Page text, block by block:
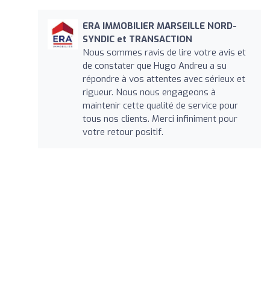
ERA IMMOBILIER MARSEILLE NORD-
SYNDIC et TRANSACTION
Nous sommes ravis de lire votre avis et
de constater que Hugo Andreu a su
répondre à vos attentes avec sérieux et
rigueur. Nous nous engageons à
maintenir cette qualité de service pour
tous nos clients. Merci infiniment pour
votre retour positif.